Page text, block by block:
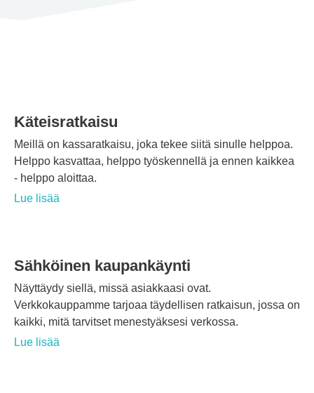
Käteisratkaisu
Meillä on kassaratkaisu, joka tekee siitä sinulle helppoa.
Helppo kasvattaa, helppo työskennellä ja ennen kaikkea
- helppo aloittaa.
Lue lisää
Sähköinen kaupankäynti
Näyttäydy siellä, missä asiakkaasi ovat.
Verkkokauppamme tarjoaa täydellisen ratkaisun, jossa on
kaikki, mitä tarvitset menestyäksesi verkossa.
Lue lisää